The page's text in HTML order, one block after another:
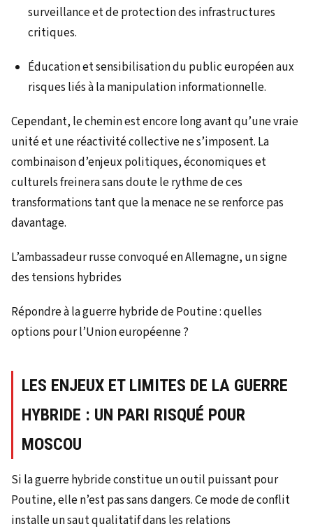
surveillance et de protection des infrastructures
critiques.
Éducation et sensibilisation du public européen aux
risques liés à la manipulation informationnelle.
Cependant, le chemin est encore long avant qu’une vraie
unité et une réactivité collective ne s’imposent. La
combinaison d’enjeux politiques, économiques et
culturels freinera sans doute le rythme de ces
transformations tant que la menace ne se renforce pas
davantage.
L’ambassadeur russe convoqué en Allemagne, un signe
des tensions hybrides
Répondre à la guerre hybride de Poutine : quelles
options pour l’Union européenne ?
LES ENJEUX ET LIMITES DE LA GUERRE
HYBRIDE : UN PARI RISQUÉ POUR
MOSCOU
Si la guerre hybride constitue un outil puissant pour
Poutine, elle n’est pas sans dangers. Ce mode de conflit
installe un saut qualitatif dans les relations